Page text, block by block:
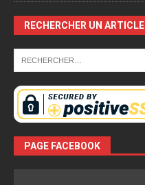
RECHERCHER UN ARTICLE
PAGE FACEBOOK